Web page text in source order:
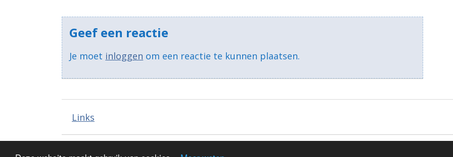
Geef een reactie
Je moet inloggen om een reactie te kunnen plaatsen.
Links